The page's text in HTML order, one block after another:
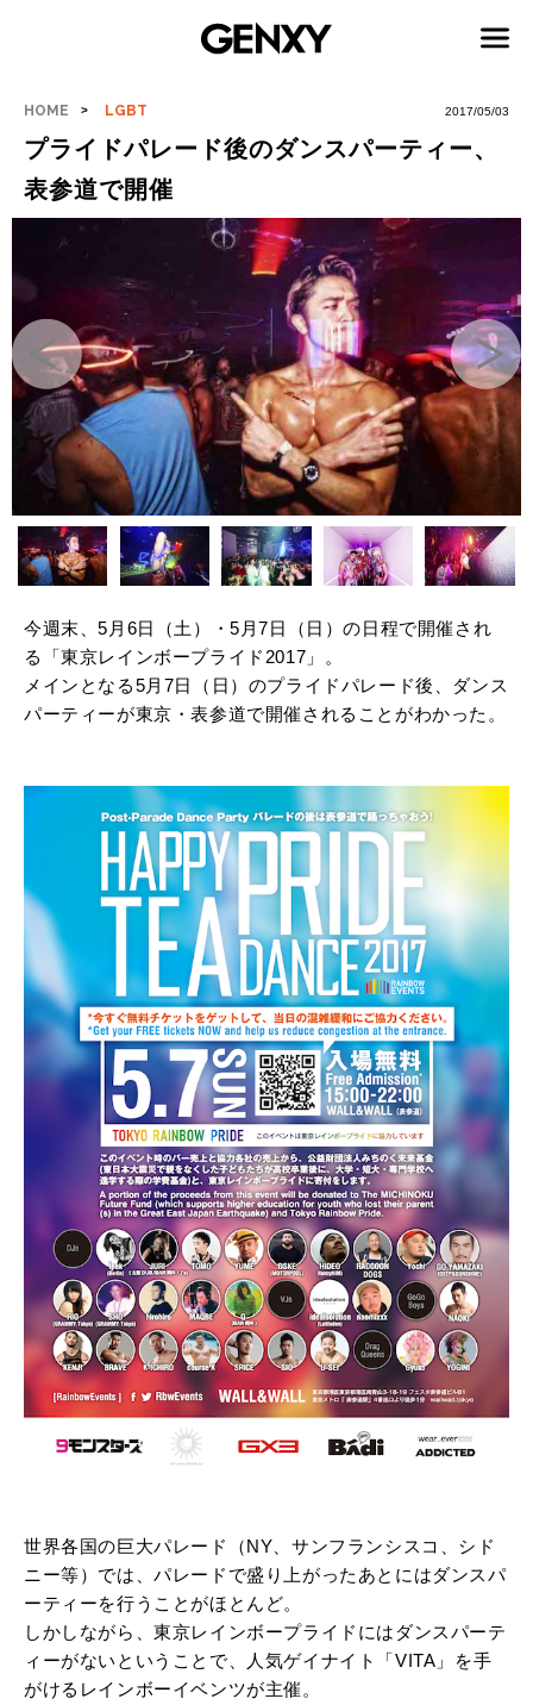
HOME LGBT 2017/05/03
プライドパレード後のダンスパーティー、
表参道で開催
昨年のダンスパーティーの様子
今週末、5月6日（土）・5月7日（日）の日程で開催され
る「東京レインボープライド2017」。
メインとなる5月7日（日）のプライドパレード後、ダンス
パーティーが東京・表参道で開催されることがわかった。
世界各国の巨大パレード（NY、サンフランシスコ、シド
ニー等）では、パレードで盛り上がったあとにはダンスパ
ーティーを行うことがほとんど。
しかしながら、東京レインボープライドにはダンスパーテ
ィーがないということで、人気ゲイナイト「VITA」を手
がけるレインボーイベンツが主催。